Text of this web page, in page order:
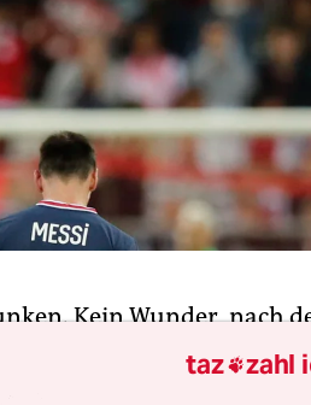
Kein Wunder, nach
Runde gemacht haben.
in Richtung Atletico
taz zahl